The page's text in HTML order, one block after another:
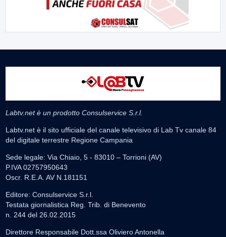
Labtv.net è un prodotto Consulservice S.r.l.
Labtv.net è il sito ufficiale del canale televisivo di Lab Tv canale 84
del digitale terrestre Regione Campania
Sede legale: Via Chiaio, 5 - 83010 – Torrioni (AV)
P.IVA 02757950643
Oscr. R.E.A. AV N.181151
Editore: Consulservice S.r.l.
Testata giornalistica Reg. Trib. di Benevento
n. 244 del 26.02.2015
Direttore Responsabile Dott.ssa Oliviero Antonella